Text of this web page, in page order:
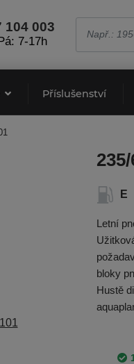
104 003
7-17h
Příslušenství
E
Letní
bloky
Hustě